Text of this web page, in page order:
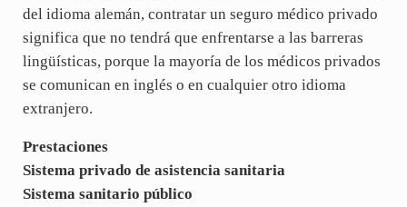
del idioma alemán, contratar un seguro médico privado
significa que no tendrá que enfrentarse a las barreras
lingüísticas, porque la mayoría de los médicos privados
se comunican en inglés o en cualquier otro idioma
extranjero.
Prestaciones
Sistema privado de asistencia sanitaria
Sistema sanitario público